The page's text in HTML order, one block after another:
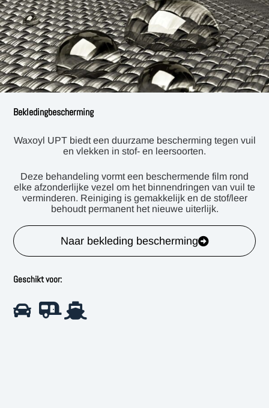
Bekledingbescherming
Waxoyl UPT biedt een duurzame bescherming tegen vuil
en vlekken in stof- en leersoorten.
Deze behandeling vormt een beschermende film rond
elke afzonderlijke vezel om het binnendringen van vuil te
verminderen. Reiniging is gemakkelijk en de stof/leer
behoudt permanent het nieuwe uiterlijk.
Naar bekleding bescherming
Geschikt voor: